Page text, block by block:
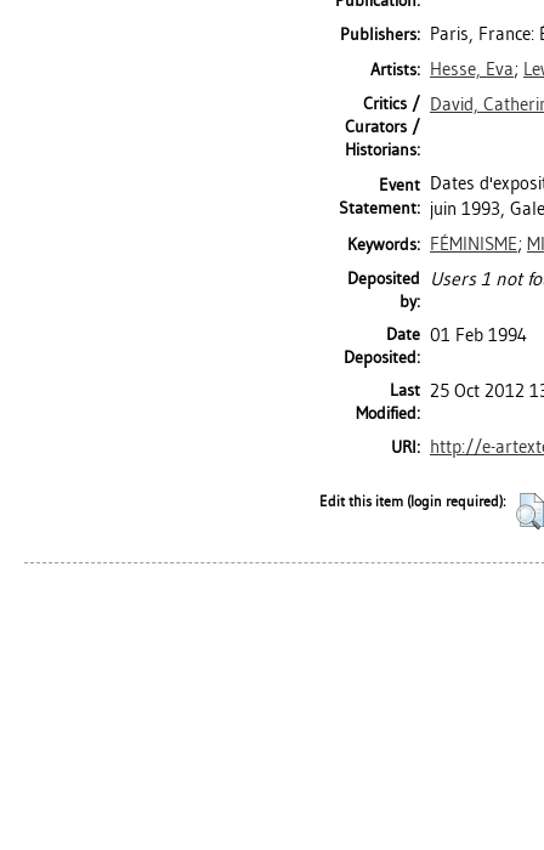
Publishers: Paris, France:
Artists: Hesse, Eva;
Critics /
Curators /
Historians:
David,
Event
Statement:
Dates
juin 1993,
Keywords: FÉMINISME;
Deposited
by:
Users 1 not
Date
Deposited:
01 Feb 1994
Last
Modified:
25 Oct 2012
URI: http://e-
Edit this item (login required):